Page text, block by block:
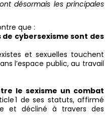
désormais les principales
que :
de cybersexisme sont des
et sexuelles touchent
l’espace public, au travail
le sexisme un combat
1 de ses statuts, affirmé
et décliné à travers des